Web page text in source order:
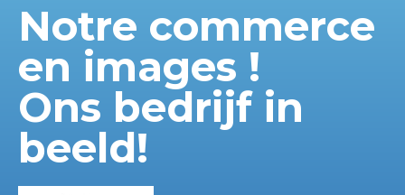
Notre commerce
en images !
Ons bedrijf in
beeld!